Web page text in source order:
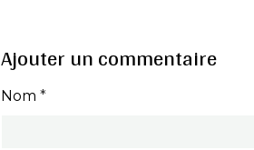
Ajouter un commentaire
Nom